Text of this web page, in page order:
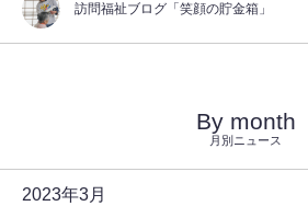
訪問福祉ブログ「笑顔の貯金箱」
By month
月別ニュース
2023年3月